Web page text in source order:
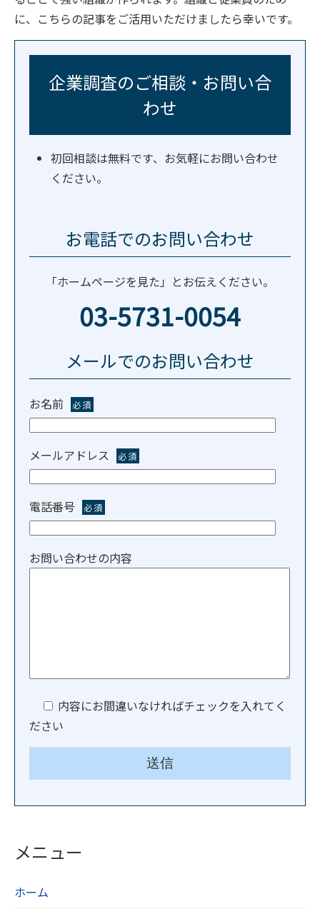
に、こちらの記事をご活用いただけましたら幸いです。
企業調査のご相談・お問い合
わせ
初回相談は無料です、お気軽にお問い合わせ
ください。
お電話でのお問い合わせ
「ホームページを見た」とお伝えください。
03-5731-0054
メールでのお問い合わせ
お名前 必須
メールアドレス 必須
電話番号 必須
お問い合わせの内容
内容にお間違いなければチェックを入れてく
ださい
メニュー
ホーム